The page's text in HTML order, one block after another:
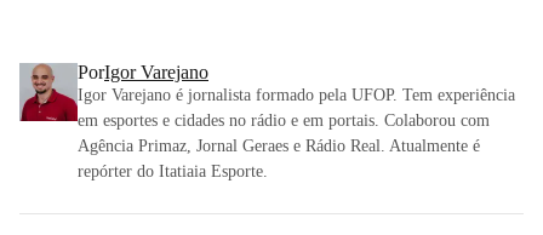
PorIgor Varejano
Igor Varejano é jornalista formado pela UFOP. Tem experiência
em esportes e cidades no rádio e em portais. Colaborou com
Agência Primaz, Jornal Geraes e Rádio Real. Atualmente é
repórter do Itatiaia Esporte.